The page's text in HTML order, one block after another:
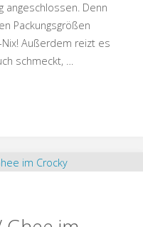
angeschlossen. Denn
Packungsgrößen
Außerdem reizt es
schmeckt, …